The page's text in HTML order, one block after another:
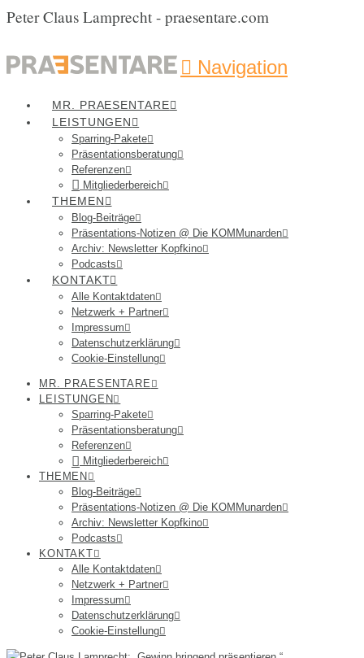
Peter Claus Lamprecht - praesentare.com
Navigation
MR. PRAESENTARE
LEISTUNGEN
Sparring-Pakete
Präsentationsberatung
Referenzen
Mitgliederbereich
THEMEN
Blog-Beiträge
Präsentations-Notizen @ Die KOMMunarden
Archiv: Newsletter Kopfkino
Podcasts
KONTAKT
Alle Kontaktdaten
Netzwerk + Partner
Impressum
Datenschutzerklärung
Cookie-Einstellung
MR. PRAESENTARE
LEISTUNGEN
Sparring-Pakete
Präsentationsberatung
Referenzen
Mitgliederbereich
THEMEN
Blog-Beiträge
Präsentations-Notizen @ Die KOMMunarden
Archiv: Newsletter Kopfkino
Podcasts
KONTAKT
Alle Kontaktdaten
Netzwerk + Partner
Impressum
Datenschutzerklärung
Cookie-Einstellung